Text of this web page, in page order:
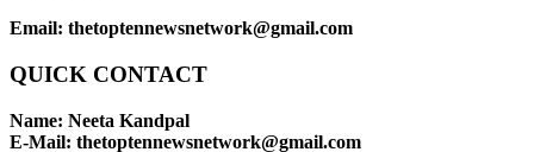
Email: thetoptennewsnetwork@gmail.com
QUICK CONTACT
Name: Neeta Kandpal
E-Mail: thetoptennewsnetwork@gmail.com